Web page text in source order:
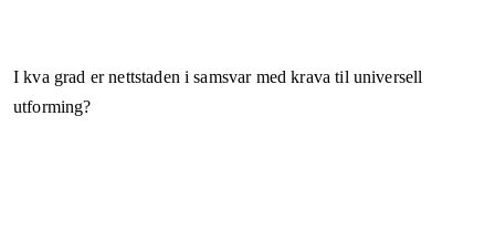
I kva grad er nettstaden i samsvar med krava til universell
utforming?